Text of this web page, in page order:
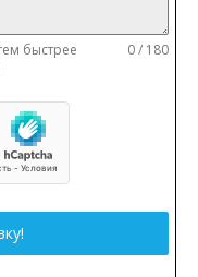
быстрее
0 / 180